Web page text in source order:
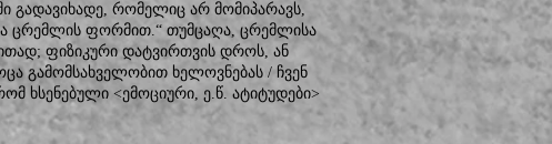
გადავიხადე, რომელიც არ მომიპარავს,
ცრემლის ფორმით.“ თუმცაღა, ცრემლისა
ფიზიკური დატვირთვის დროს, ან
გამომსახველობით ხელოვნებას / ჩვენ
ხსენებული <ემოციური, ე.წ. ატიტუდები>